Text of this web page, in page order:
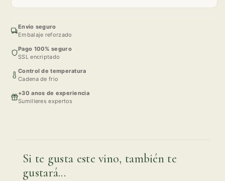
Envio seguro
Embalaje reforzado
Pago 100% seguro
SSL encriptado
Control de temperatura
Cadena de frio
+30 anos de experiencia
Sumilleres expertos
Si te gusta este vino, también te
gustará...